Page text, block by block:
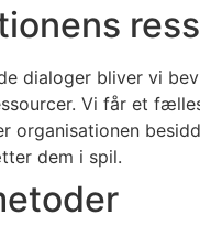
dialoger bliver vi
Vi får et
organisationen
dem i spil.